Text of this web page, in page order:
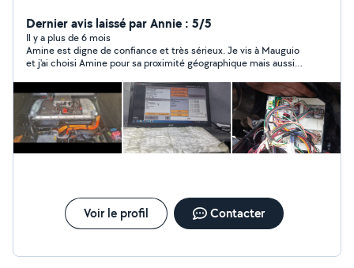
Entretien moteur mineur et majeur Entretien et
réparation boîte dsg Service complet avec un prix
ordinaire , disponibilité 7/7
Dernier avis laissé par Annie : 5/5
Il y a plus de 6 mois
Amine est digne de confiance et très sérieux. Je vis à Mauguio
et j'ai choisi Amine pour sa proximité géographique mais aussi
pouvez le consulter, il fera le maximum pour vous satisfaire à
des prix très convenables...
Voir le profil Contacter